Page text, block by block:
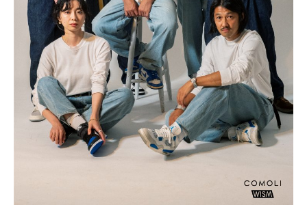
KNOWLEDGE
GADGET
RECOMMENDFOLLOW RATEHIGHER MAGAZINE